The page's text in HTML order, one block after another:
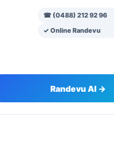
☎ (0488) 212 92 96
✓ Online Randevu
Randevu Al →